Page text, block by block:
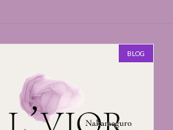
BLOG